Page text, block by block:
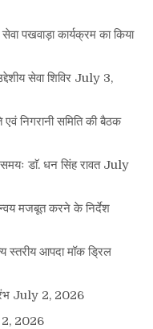
पखवाड़ा कार्यक्रम का किया
सेवा शिविर July 3,
निगरानी समिति की बैठक
डाॅ. धन सिंह रावत July
मजबूत करने के निर्देश
स्तरीय आपदा मॉक ड्रिल
July 2, 2026
2026